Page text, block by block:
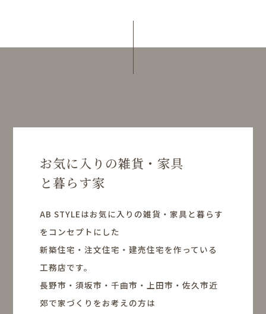
お気に入りの雑貨・家具
と暮らす家
AB STYLEはお気に入りの雑貨・家具と暮らす
をコンセプトにした
新築住宅・注文住宅・建売住宅を作っている
工務店です。
長野市・須坂市・千曲市・上田市・佐久市近
郊で家づくりをお考えの方は